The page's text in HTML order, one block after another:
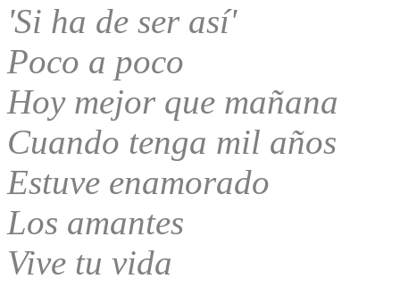
'Si ha de ser así'
Poco a poco
Hoy mejor que mañana
Cuando tenga mil años
Estuve enamorado
Los amantes
Vive tu vida